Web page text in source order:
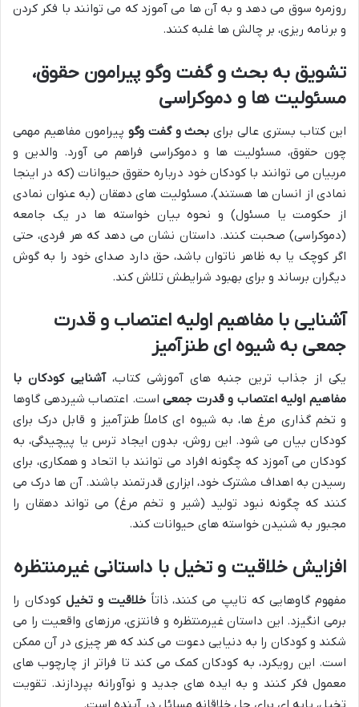
روزمره سوق می دهد و به آن ها می آموزد که می توانند با فکر کردن
و برنامه ریزی، بر چالش ها غلبه کنند.
تشویق به بحث و گفت وگو پیرامون حقوق،
مسئولیت ها و دموکراسی
این کتاب بستری عالی برای بحث و گفت وگو پیرامون مفاهیم مهمی
چون حقوق، مسئولیت ها و دموکراسی فراهم می آورد. والدین و
مربیان می توانند با کودکان خود درباره حقوق حیوانات (که در اینجا
نمادی از انسان ها هستند)، مسئولیت های دهقان (به عنوان نمادی
از حکومت یا مسئول) و نحوه بیان خواسته ها در یک جامعه
(دموکراسی) صحبت کنند. داستان نشان می دهد که هر فردی، حتی
اگر کوچک یا به ظاهر ناتوان باشد، حق دارد صدای خود را به گوش
دیگران برساند و برای بهبود شرایطش تلاش کند.
آشنایی با مفاهیم اولیه اعتصاب و قدرت
جمعی به شیوه ای طنزآمیز
یکی از جذاب ترین جنبه های آموزشی کتاب،آشنایی کودکان با
مفاهیم اولیه اعتصاب و قدرت جمعیاست. اعتصاب شیردهی گاوها
و تخم گذاری مرغ ها، به شیوه ای کاملاً طنزآمیز و قابل درک برای
کودکان بیان می شود. این روش، بدون ایجاد ترس یا پیچیدگی، به
کودکان می آموزد که چگونه افراد می توانند با اتحاد و همکاری، برای
رسیدن به اهداف مشترک خود، ابزاری قدرتمند باشند. آن ها درک می
کنند که چگونه نبود تولید (شیر و تخم مرغ) می تواند دهقان را
مجبور به شنیدن خواسته های حیوانات کند.
افزایش خلاقیت و تخیل با داستانی غیرمنتظره
مفهوم گاوهایی که تایپ می کنند، ذاتاًخلاقیت و تخیل کودکان را
برمی انگیزد. این داستان غیرمنتظره و فانتزی، مرزهای واقعیت را می
شکند و کودکان را به دنیایی دعوت می کند که هر چیزی در آن ممکن
است. این رویکرد، به کودکان کمک می کند تا فراتر از چارچوب های
معمول فکر کنند و به ایده های جدید و نوآورانه بپردازند. تقویت